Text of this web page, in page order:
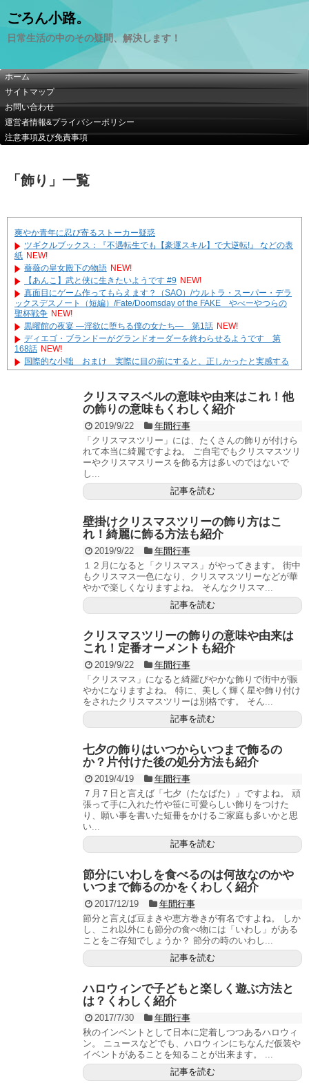
ごろん小路。
日常生活の中のその疑問、解決します！
ホーム
サイトマップ
お問い合わせ
運営者情報&プライバシーポリシー
注意事項及び免責事項
「 飾り 」 一覧
爽やか青年に忍び寄るストーカー疑惑
ツギクルブックス：『不遇転生でも【豪運スキル】で大逆転!』 などの表
紙 NEW!
薔薇の皇女殿下の物語 NEW!
【あんこ】武と侠に生きたいようです #9 NEW!
真面目にゲーム作ってもらえます？（SAO）/ウルトラ・スーパー・デラ
ックスデスノート（短編）/Fate/Doomsday of the FAKE やべーやつらの
聖杯戦争 NEW!
黒曜館の夜宴 ―淫欲に堕ちる僕の女たち― 第1話 NEW!
ディエゴ・ブランドーがグランドオーダーを終わらせるようです 第
168話 NEW!
国際的な小咄 おまけ 実際に目の前にすると、正しかったと実感する
Powered by livedoor 相互RSS
クリスマスベルの意味や由来はこれ！他
の飾りの意味もくわしく紹介
2019/9/22
年間行事
「クリスマスツリー」には、たくさんの飾りが付けら
れて本当に綺麗ですよね。 ご自宅でもクリスマスツリ
ーやクリスマスリースを飾る方は多いのではないで
し...
記事を読む
壁掛けクリスマスツリーの飾り方はこ
れ！綺麗に飾る方法も紹介
2019/9/22
年間行事
１２月になると「クリスマス」がやってきます。 街中
もクリスマス一色になり、クリスマスツリーなどが華
やかで楽しくなりますよね。 そんなクリスマ...
記事を読む
クリスマスツリーの飾りの意味や由来は
これ！定番オーメントも紹介
2019/9/22
年間行事
「クリスマス」になると綺羅びやかな飾りで街中が賑
やかになりますよね。 特に、美しく輝く星や飾り付け
をされたクリスマスツリーは別格です。 そん...
記事を読む
七夕の飾りはいつからいつまで飾るの
か？片付けた後の処分方法も紹介
2019/4/19
年間行事
７月７日と言えば「七夕（たなばた）」ですよね。 頑
張って手に入れた竹や笹に可愛らしい飾りをつけた
り、願い事を書いた短冊をかけるご家庭も多いかと思
い...
記事を読む
節分にいわしを食べるのは何故なのかや
いつまで飾るのかをくわしく紹介
2017/12/19
年間行事
節分と言えば豆まきや恵方巻きが有名ですよね。 しか
し、これ以外にも節分の食べ物には「いわし」がある
ことをご存知でしょうか？ 節分の時のいわし...
記事を読む
ハロウィンで子どもと楽しく遊ぶ方法と
は？くわしく紹介
2017/7/30
年間行事
秋のインベントとして日本に定着しつつあるハロウィ
ン。 ニュースなどでも、ハロウィンにちなんだ仮装や
イベントがあることを知ることが出来ます。 ...
記事を読む